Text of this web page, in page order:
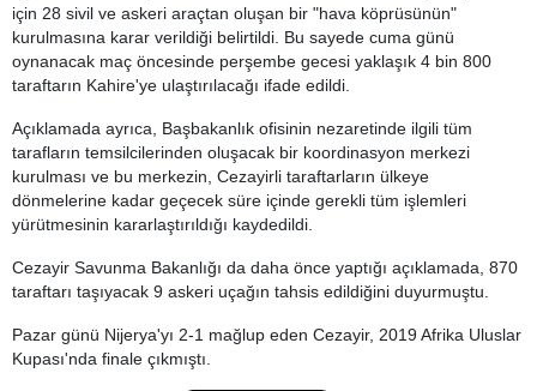
için 28 sivil ve askeri araçtan oluşan bir "hava köprüsünün"
kurulmasına karar verildiği belirtildi. Bu sayede cuma günü
oynanacak maç öncesinde perşembe gecesi yaklaşık 4 bin 800
taraftarın Kahire'ye ulaştırılacağı ifade edildi.
Açıklamada ayrıca, Başbakanlık ofisinin nezaretinde ilgili tüm
tarafların temsilcilerinden oluşacak bir koordinasyon merkezi
kurulması ve bu merkezin, Cezayirli taraftarların ülkeye
dönmelerine kadar geçecek süre içinde gerekli tüm işlemleri
yürütmesinin kararlaştırıldığı kaydedildi.
Cezayir Savunma Bakanlığı da daha önce yaptığı açıklamada, 870
taraftarı taşıyacak 9 askeri uçağın tahsis edildiğini duyurmuştu.
Pazar günü Nijerya'yı 2-1 mağlup eden Cezayir, 2019 Afrika Uluslar
Kupası'nda finale çıkmıştı.